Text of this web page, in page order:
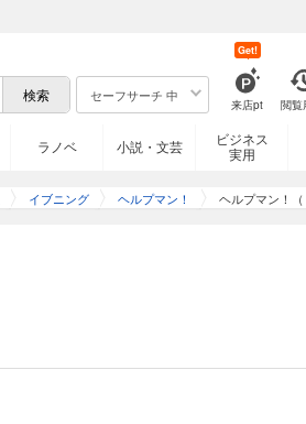
セーフサーチ 中
来店pt
Get!
閲覧
ラノベ 小説・文芸
ビジネス
実用
イブニング ヘルプマン！ ヘルプマン！（